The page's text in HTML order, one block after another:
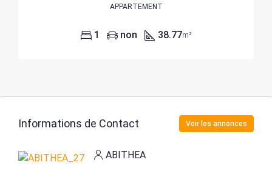
APPARTEMENT
1 non 38.77m²
Informations de Contact Voir les annonces
ABITHEA